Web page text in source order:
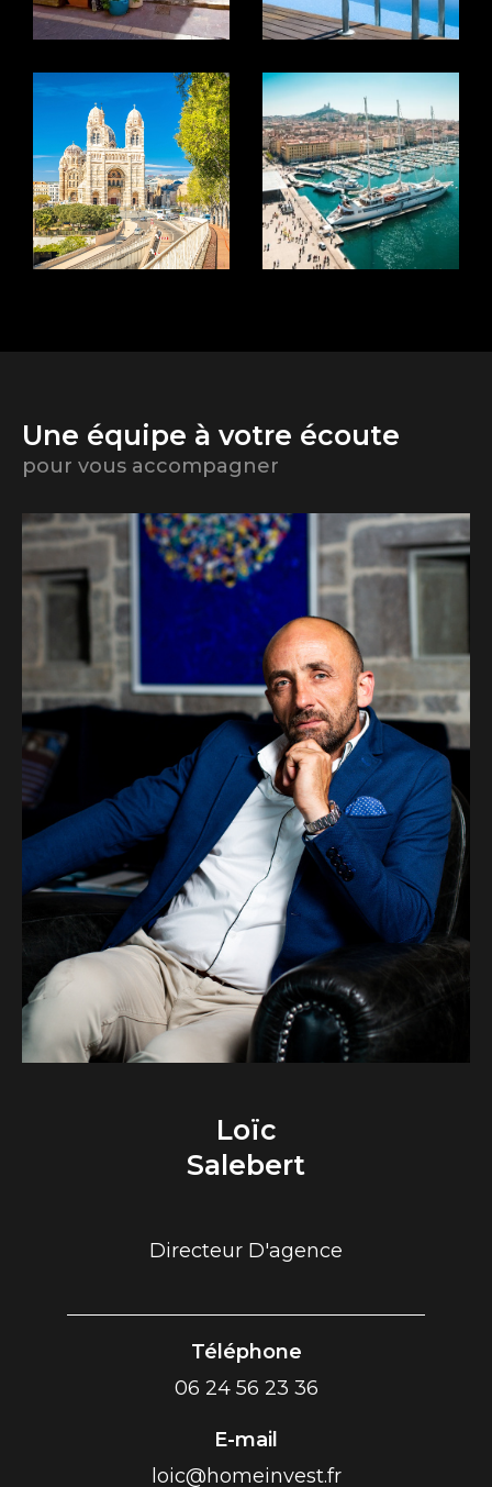
Une équipe à votre écoute
pour vous accompagner
Loïc
Salebert
Directeur D'agence
Téléphone
06 24 56 23 36
E-mail
loic@homeinvest.fr